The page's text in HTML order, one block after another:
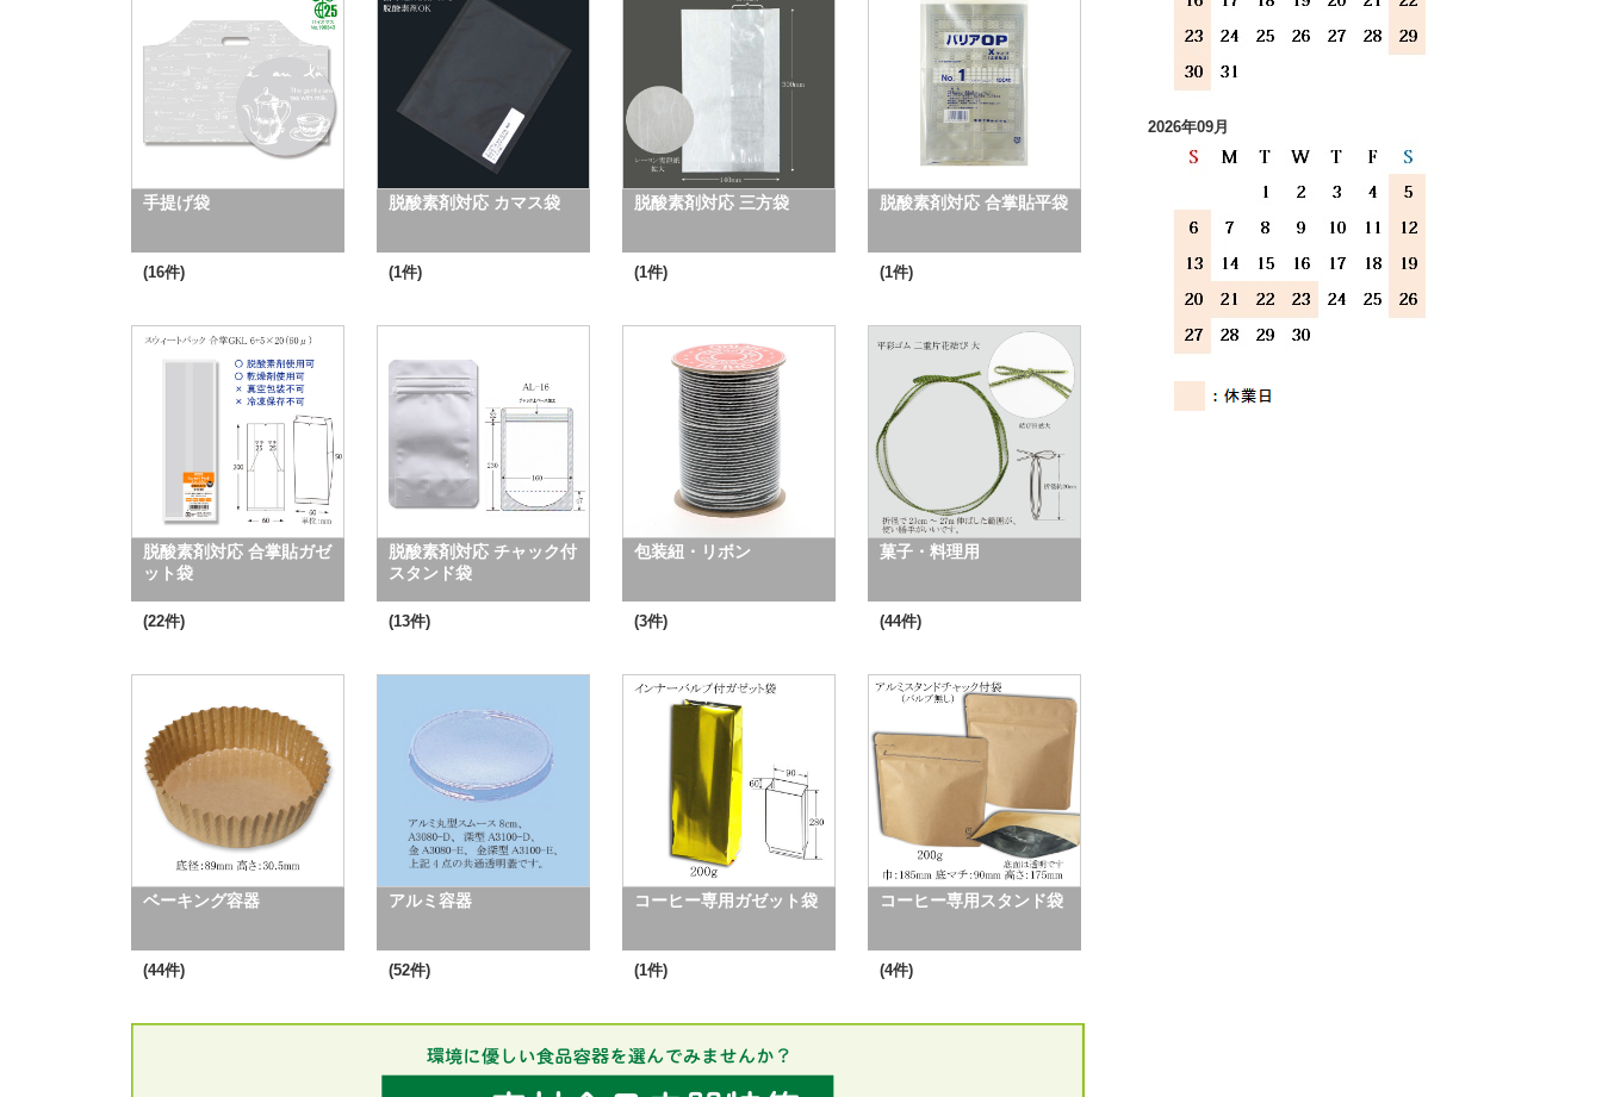
手提げ袋
(16件)
脱酸素剤対応 カマス袋
(1件)
脱酸素剤対応 三方袋
(1件)
脱酸素剤対応 合掌貼平袋
(1件)
脱酸素剤対応 合掌貼ガゼ
ット袋
(22件)
脱酸素剤対応 チャック付
スタンド袋
(13件)
包装紐・リボン
(3件)
菓子・料理用
(44件)
ベーキング容器
(44件)
アルミ容器
(52件)
コーヒー専用ガゼット袋
(1件)
コーヒー専用スタンド袋
(4件)
2026年09月